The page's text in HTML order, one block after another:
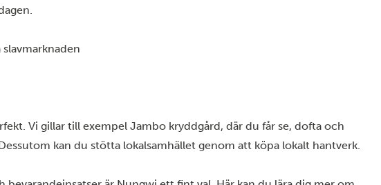
mäter dess effektivitet. Mer information finns i
Vi gillar till exempel Jambo kryddgård, där du får se, dofta och
kan du stötta lokalsamhället genom att köpa lokalt hantverk.